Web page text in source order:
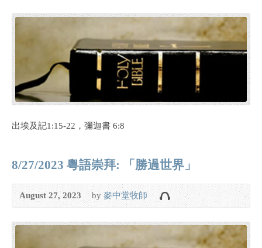
出埃及記1:15-22，彌迦書 6:8
8/27/2023 粵語崇拜: 「勝過世界」
August 27, 2023 by麥中堂牧師